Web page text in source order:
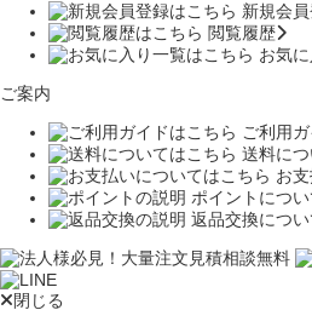
新規会
閲覧履歴
お気
ご案内
ご利用
送料に
お
ポイントについ
返品交換につい
閉じる